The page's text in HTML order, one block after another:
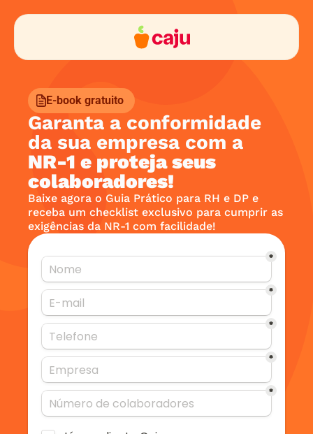
E-book gratuito
Garanta a conformidade
NR-1 e proteja seus
colaboradores!
Baixe agora o Guia Prático para RH e DP e
receba um checklist exclusivo para cumprir as
exigências da NR-1 com facilidade!